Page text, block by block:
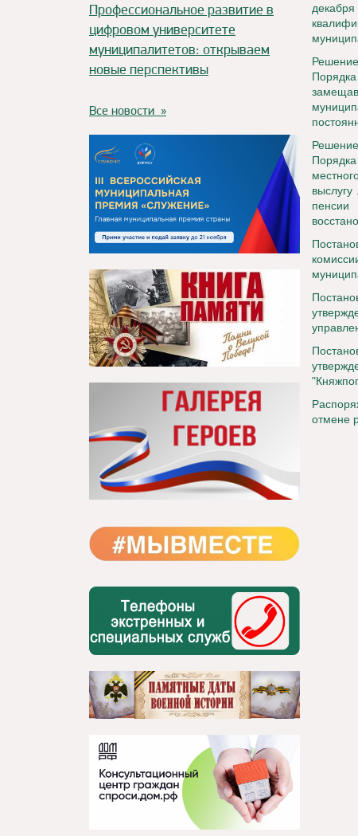
Профессиональное развитие в
цифровом университете
муниципалитетов: открываем
новые перспективы
Все новости »
пенсии
отмене